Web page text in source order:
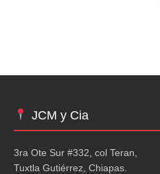
JCM y Cia
3ra Ote Sur #332, col Teran,
Tuxtla Gutiérrez, Chiapas.